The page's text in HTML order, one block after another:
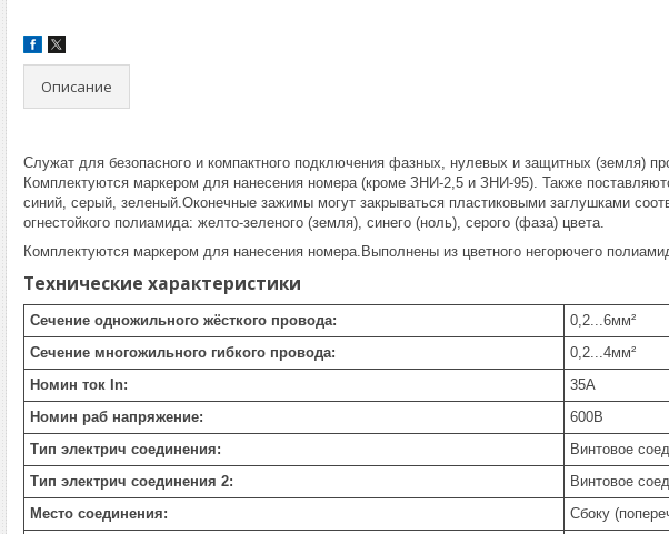
Описание
Служат для безопасного и компактного подключения фазных, нулевых и защитных (земля)
Комплектуются маркером для нанесения номера (кроме ЗНИ-2,5 и ЗНИ-95). Также
синий, серый, зеленый.Оконечные зажимы могут закрываться пластиковыми заглушками
огнестойкого полиамида: желто-зеленого (земля), синего (ноль), серого (фаза) цвета.
Комплектуются маркером для нанесения номера.Выполнены из цветного негорючего
Технические характеристики
Сечение одножильного жёсткого провода: 0,2...6мм²
Сечение многожильного гибкого провода:
0,2...4мм²
Номин ток In:
35А
Номин раб напряжение:
600В
Тип электрич соединения:
Винтовое
Тип электрич соединения 2:
Винтовое
Место соединения:
Сбоку